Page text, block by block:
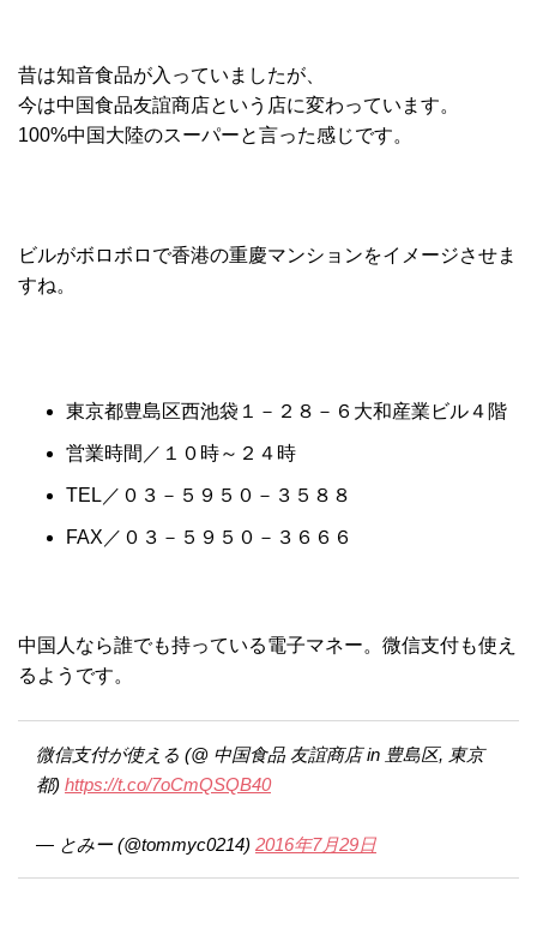
昔は知音食品が入っていましたが、
今は中国食品友誼商店という店に変わっています。
100%中国大陸のスーパーと言った感じです。
ビルがボロボロで香港の重慶マンションをイメージさせま
すね。
東京都豊島区西池袋１－２８－６大和産業ビル４階
営業時間／１０時～２４時
TEL／０３－５９５０－３５８８
FAX／０３－５９５０－３６６６
中国人なら誰でも持っている電子マネー。微信支付も使え
るようです。
微信支付が使える (@ 中国食品 友誼商店 in 豊島区, 東京
都) https://t.co/7oCmQSQB40
— とみー (@tommyc0214) 2016年7月29日